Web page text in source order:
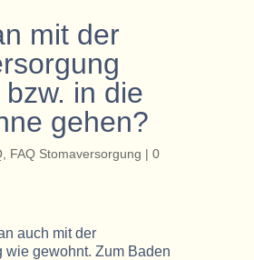
mit der
in die
gehen?
, FAQ Stomaversorgung | 0
auch mit der
wie gewohnt. Zum Baden